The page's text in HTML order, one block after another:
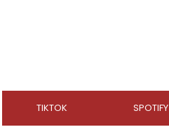
TIKTOK SPOTIFY